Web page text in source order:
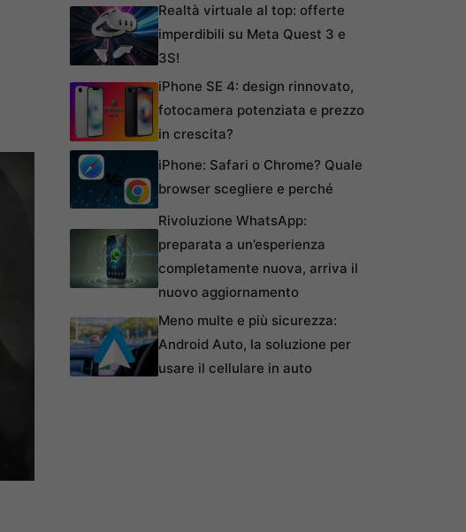
Realtà virtuale al top: offerte
imperdibili su Meta Quest 3 e
3S!
iPhone SE 4: design rinnovato,
fotocamera potenziata e prezzo
in crescita?
iPhone: Safari o Chrome? Quale
browser scegliere e perché
Rivoluzione WhatsApp:
preparata a un’esperienza
completamente nuova, arriva il
nuovo aggiornamento
Meno multe e più sicurezza:
Android Auto, la soluzione per
usare il cellulare in auto